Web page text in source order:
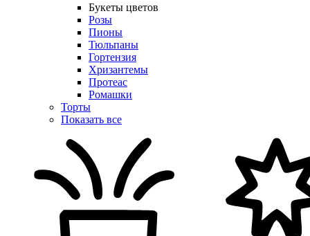
Букеты цветов
Розы
Пионы
Тюльпаны
Гортензия
Хризантемы
Протеас
Ромашки
Торты
Показать все